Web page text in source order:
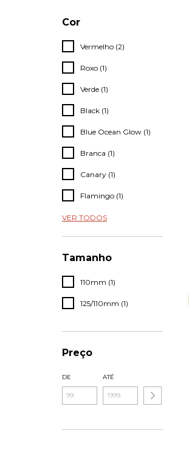
Cor
Vermelho (2)
Roxo (1)
Verde (1)
Black (1)
Blue Ocean Glow (1)
Branca (1)
Canary (1)
Flamingo (1)
VER TODOS
Tamanho
110mm (1)
125/110mm (1)
Preço
DE ATÉ